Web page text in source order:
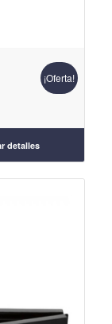
¡Oferta!
detalles